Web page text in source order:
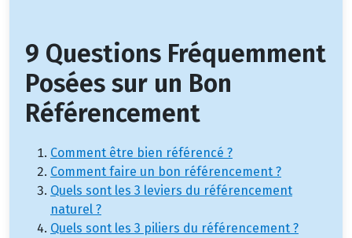
9 Questions Fréquemment
Posées sur un Bon
Référencement
Comment être bien référencé ?
Comment faire un bon référencement ?
Quels sont les 3 leviers du référencement
naturel ?
Quels sont les 3 piliers du référencement ?